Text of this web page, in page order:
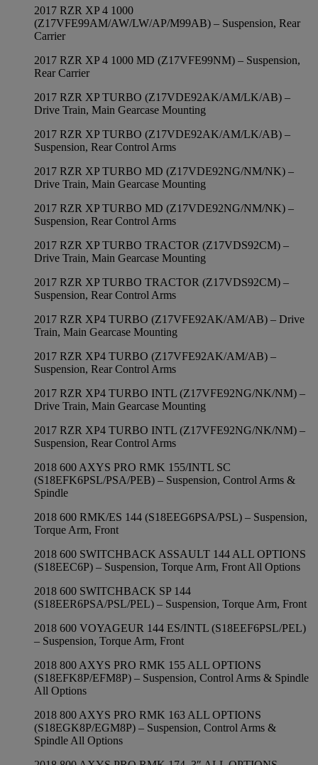
2017 RZR XP 4 1000
(Z17VFE99AM/AW/LW/AP/M99AB) – Suspension, Rear
Carrier
2017 RZR XP 4 1000 MD (Z17VFE99NM) – Suspension,
Rear Carrier
2017 RZR XP TURBO (Z17VDE92AK/AM/LK/AB) –
Drive Train, Main Gearcase Mounting
2017 RZR XP TURBO (Z17VDE92AK/AM/LK/AB) –
Suspension, Rear Control Arms
2017 RZR XP TURBO MD (Z17VDE92NG/NM/NK) –
Drive Train, Main Gearcase Mounting
2017 RZR XP TURBO MD (Z17VDE92NG/NM/NK) –
Suspension, Rear Control Arms
2017 RZR XP TURBO TRACTOR (Z17VDS92CM) –
Drive Train, Main Gearcase Mounting
2017 RZR XP TURBO TRACTOR (Z17VDS92CM) –
Suspension, Rear Control Arms
2017 RZR XP4 TURBO (Z17VFE92AK/AM/AB) – Drive
Train, Main Gearcase Mounting
2017 RZR XP4 TURBO (Z17VFE92AK/AM/AB) –
Suspension, Rear Control Arms
2017 RZR XP4 TURBO INTL (Z17VFE92NG/NK/NM) –
Drive Train, Main Gearcase Mounting
2017 RZR XP4 TURBO INTL (Z17VFE92NG/NK/NM) –
Suspension, Rear Control Arms
2018 600 AXYS PRO RMK 155/INTL SC
(S18EFK6PSL/PSA/PEB) – Suspension, Control Arms &
Spindle
2018 600 RMK/ES 144 (S18EEG6PSA/PSL) – Suspension,
Torque Arm, Front
2018 600 SWITCHBACK ASSAULT 144 ALL OPTIONS
(S18EEC6P) – Suspension, Torque Arm, Front All Options
2018 600 SWITCHBACK SP 144
(S18EER6PSA/PSL/PEL) – Suspension, Torque Arm, Front
2018 600 VOYAGEUR 144 ES/INTL (S18EEF6PSL/PEL)
– Suspension, Torque Arm, Front
2018 800 AXYS PRO RMK 155 ALL OPTIONS
(S18EFK8P/EFM8P) – Suspension, Control Arms & Spindle
All Options
2018 800 AXYS PRO RMK 163 ALL OPTIONS
(S18EGK8P/EGM8P) – Suspension, Control Arms &
Spindle All Options